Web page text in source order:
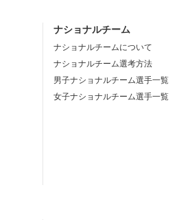
ナショナルチーム
ナショナルチームについて
ナショナルチーム選考方法
男子ナショナルチーム選手一覧
女子ナショナルチーム選手一覧